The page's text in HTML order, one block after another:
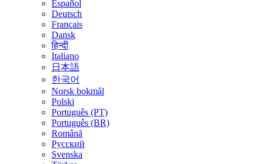
Español
Deutsch
Français
Dansk
हिन्दी
Italiano
日本語
한국어
Norsk bokmål
Polski
Português (PT)
Português (BR)
Română
Русский
Svenska